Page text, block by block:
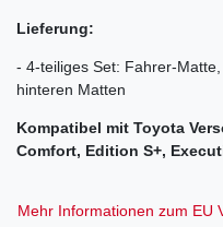
Lieferung:
- 4-teiliges Set: Fahrer-
hinteren Matten
Kompatibel mit Toyota
Comfort, Edition S+,
Mehr Informationen zum EU